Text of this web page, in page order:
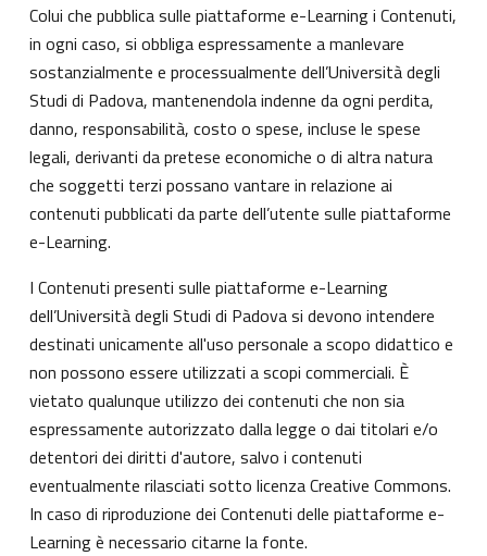
Colui che pubblica sulle piattaforme e-Learning i Contenuti,
in ogni caso, si obbliga espressamente a manlevare
sostanzialmente e processualmente dell’Università degli
Studi di Padova, mantenendola indenne da ogni perdita,
danno, responsabilità, costo o spese, incluse le spese
legali, derivanti da pretese economiche o di altra natura
che soggetti terzi possano vantare in relazione ai
contenuti pubblicati da parte dell’utente sulle piattaforme
e-Learning.
I Contenuti presenti sulle piattaforme e-Learning
dell’Università degli Studi di Padova si devono intendere
destinati unicamente all'uso personale a scopo didattico e
non possono essere utilizzati a scopi commerciali. È
vietato qualunque utilizzo dei contenuti che non sia
espressamente autorizzato dalla legge o dai titolari e/o
detentori dei diritti d'autore, salvo i contenuti
eventualmente rilasciati sotto licenza Creative Commons.
In caso di riproduzione dei Contenuti delle piattaforme e-
Learning è necessario citarne la fonte.